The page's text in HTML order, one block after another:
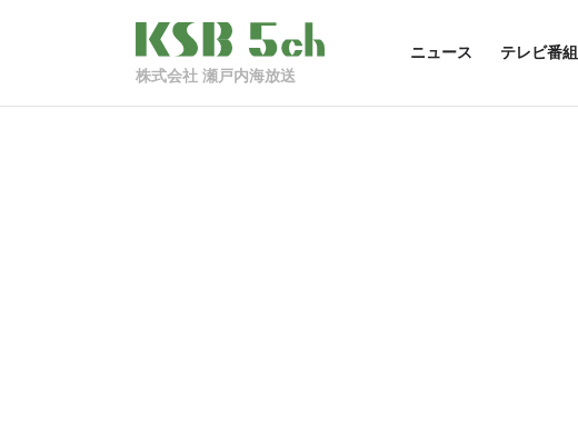
株式会社 瀬戸内海放送
ニュース テレビ番組